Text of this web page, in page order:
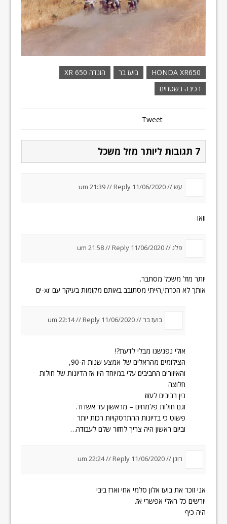
HONDA XR650 בועז בר
הונדה 650 XR
רכיבה בשטחים
Tweet
7 תגובות ליותר מזל משכל
עש //11/06/2020 um 21:39
//Reply
וואו
פלג //11/06/2020 um 21:58
//Reply
יותר מזל משכל מסתבר.
אותך לא הכרתי,הייתי מסתובב באותם מקומות בעיקר עם xr-ים
בועז בר //11/06/2020 um 22:14
//Reply
אולי נפגשנו מבלי לדעת?!
הצילומים מהראלים של אמצע שנות ה-90,
והאיזורים החביבים עלי במיוחד היו אז הדיונות של חולות
חלוצה
בין רביבים לעזוז
וגם חולות פלמחים – מראשון עד אשדוד.
פשוט כי בדיונות ההתרסקויות רכות יותר
וביום ראשון היה צריך לחזור שלם לעבודה…
רונן //11/06/2020 um 22:24
//Reply
אני זוכר את בועז אלון סלמי אחי וארז ביבי
יורשים כל ראלי אפשרי אז.
היה כיף